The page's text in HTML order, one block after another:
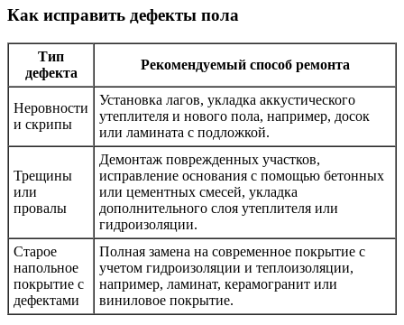
Как исправить дефекты пола
Тип
дефекта
Рекомендуемый способ ремонта
Неровности
и скрипы
Установка лагов, укладка аккустического
утеплителя и нового пола, например, досок
или ламината с подложкой.
Трещины
или
провалы
Демонтаж поврежденных участков,
исправление основания с помощью бетонных
или цементных смесей, укладка
дополнительного слоя утеплителя или
гидроизоляции.
Старое
напольное
покрытие с
дефектами
Полная замена на современное покрытие с
учетом гидроизоляции и теплоизоляции,
например, ламинат, керамогранит или
виниловое покрытие.